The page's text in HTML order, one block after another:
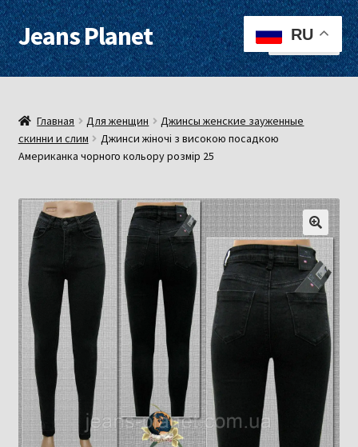
Перейти
к
навигации
Перейти
к
содержимому
Jeans Planet Меню
Для женщин
Для мужчин
О нас
Оплата, доставка
Контакты
Примерочная
Главная Для женщин
Джинсы женские зауженные
скинни и слим
Джинси жіночі з високою посадкою
Американка чорного кольору розмір 25
RU